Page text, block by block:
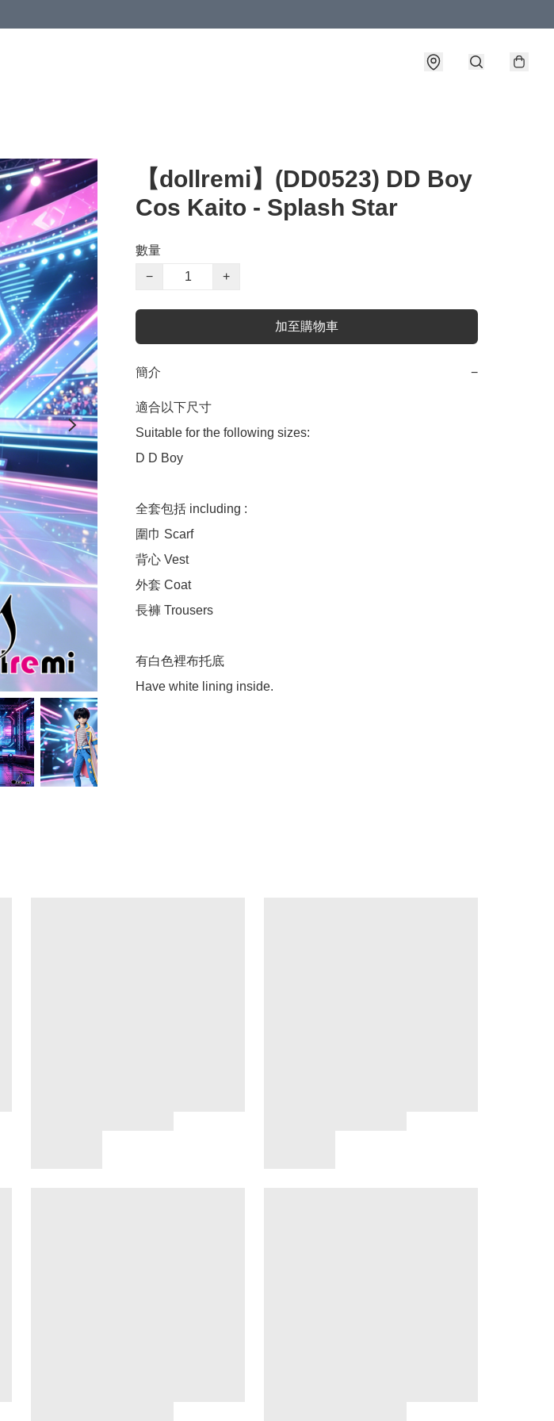
【dollremi】(DD0523) DD Boy
Cos Kaito - Splash Star
數量
−
+
加至購物車
簡介 −
適合以下尺寸
Suitable for the following sizes:
D D Boy
全套包括 including :
圍巾 Scarf
背心 Vest
外套 Coat
長褲 Trousers
有白色裡布托底
Have white lining inside.